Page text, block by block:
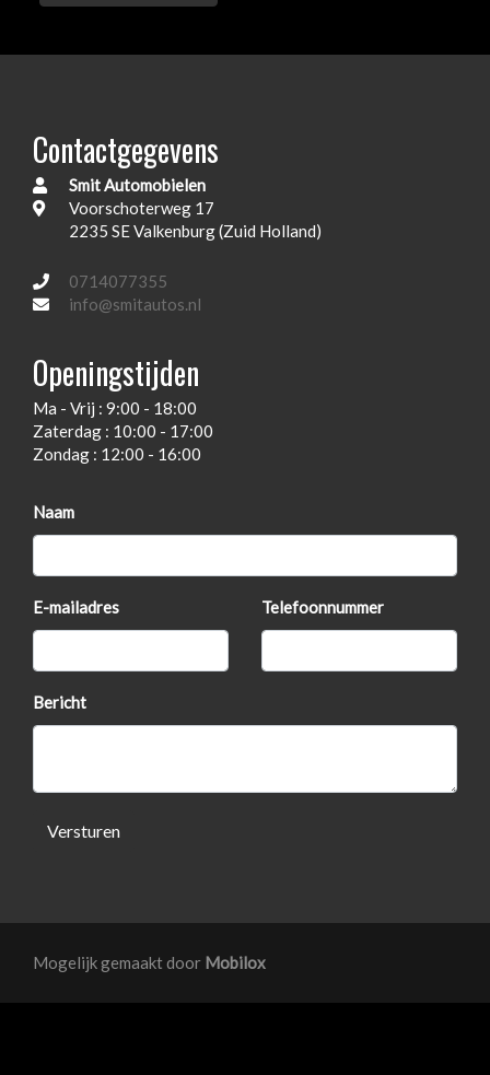
Airco
Contactgegevens
Smit Automobielen
Voorschoterweg 17
2235 SE Valkenburg (Zuid Holland)
0714077355
info@smitautos.nl
Openingstijden
Ma - Vrij : 9:00 - 18:00
Zaterdag : 10:00 - 17:00
Zondag : 12:00 - 16:00
Naam
E-mailadres Telefoonnummer
Bericht
Versturen
Mogelijk gemaakt door Mobilox